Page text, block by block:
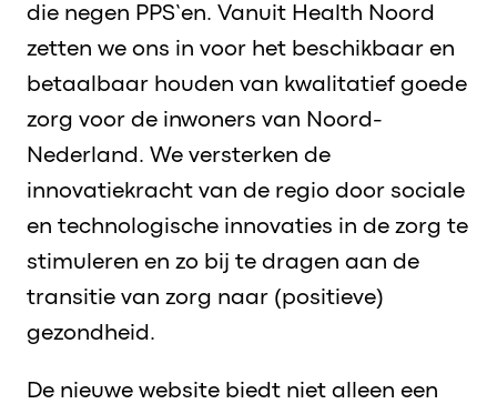
die negen PPS’en. Vanuit Health Noord
zetten we ons in voor het beschikbaar en
betaalbaar houden van kwalitatief goede
zorg voor de inwoners van Noord-
Nederland. We versterken de
innovatiekracht van de regio door sociale
en technologische innovaties in de zorg te
stimuleren en zo bij te dragen aan de
transitie van zorg naar (positieve)
gezondheid.
De nieuwe website biedt niet alleen een